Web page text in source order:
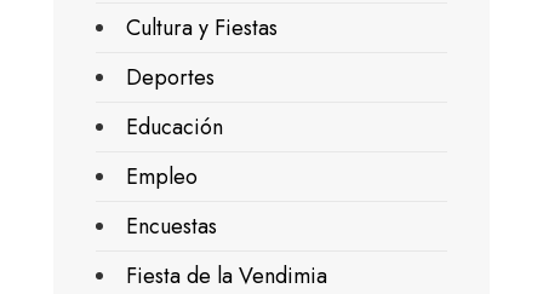
Cultura y Fiestas
Deportes
Educación
Empleo
Encuestas
Fiesta de la Vendimia